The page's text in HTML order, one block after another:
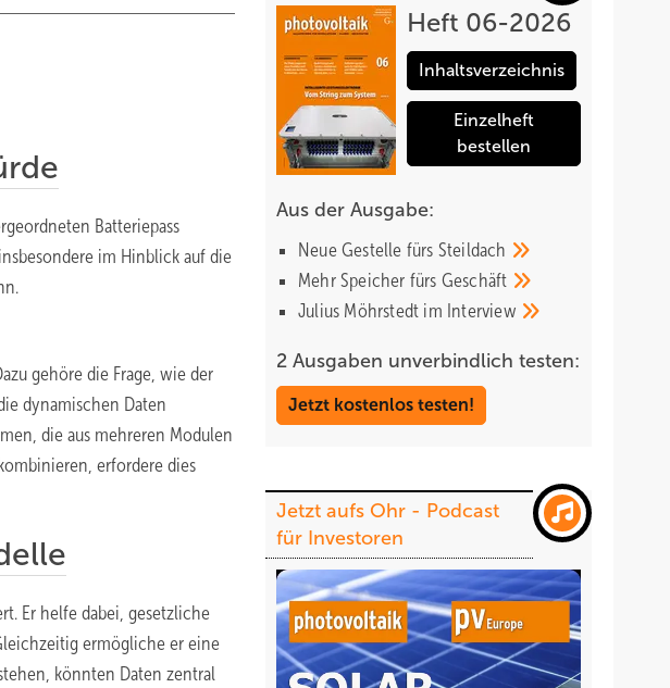
Batteriepass
im Hinblick auf die
gehöre die Frage, wie der
dynamischen Daten
die aus mehreren Modulen
erfordere dies
Er helfe dabei, gesetzliche
ermögliche er eine
könnten Daten zentral
Heft 06-2026
Inhaltsverzeichnis
Einzelheft
bestellen
Aus der Ausgabe:
Neue Gestelle fürs Steildach
Mehr Speicher fürs Geschäft
Julius Möhrstedt im Interview
2 Ausgaben unverbindlich testen:
Jetzt kostenlos testen!
Jetzt aufs Ohr - Podcast
für Investoren